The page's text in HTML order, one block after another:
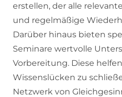
erstellen, der alle
und regelmäßige
Darüber hinaus bieten
Seminare wertvolle
Vorbereitung. Diese
Wissenslücken zu
Netzwerk von